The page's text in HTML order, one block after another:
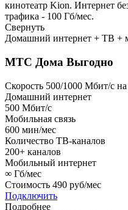
кинотеатр Kion. Интернет
трафика - 100 Гб/мес.
Свернуть
Домашний интернет + ТВ +
МТС Дома Выгодно
Скорость 500/1000 Мбит/с
Домашний интернет
500 Мбит/с
Мобильная связь
600 мин/мес
Количество ТВ-каналов
200+ каналов
Мобильный интернет
∞ Гб/мес
Стоимость 490 руб/мес
Подключить
Подробнее